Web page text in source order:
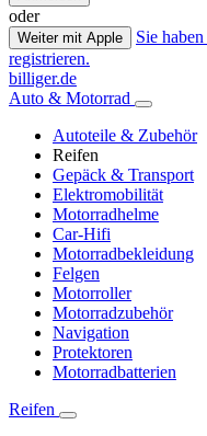
oder
Weiter mit Apple
Sie
registrieren.
billiger.de
Auto & Motorrad
Autoteile & Zubehör
Reifen
Gepäck & Transport
Elektromobilität
Motorradhelme
Car-Hifi
Motorradbekleidung
Felgen
Motorroller
Motorradzubehör
Navigation
Protektoren
Motorradbatterien
Reifen